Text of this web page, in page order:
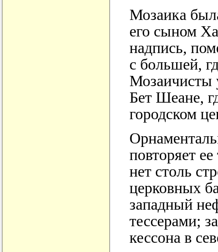
Мозаика
его сыном
надпись,
с большей,
Мозаичисты
Бет Шеане,
городском
повторяет
нет столь
церковных
западный
тессерами;
кессона в